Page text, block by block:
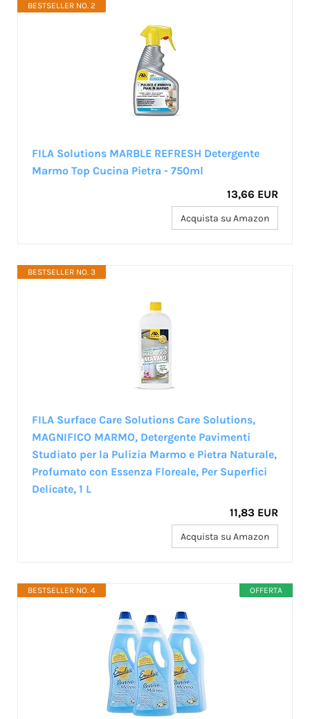
BESTSELLER NO. 2
FILA Solutions MARBLE REFRESH Detergente
Marmo Top Cucina Pietra - 750ml
13,66 EUR
Acquista su Amazon
BESTSELLER NO. 3
‎FILA Surface Care Solutions Care Solutions,
MAGNIFICO MARMO, Detergente Pavimenti
Studiato per la Pulizia Marmo e Pietra Naturale,
Profumato con Essenza Floreale, Per Superfici
Delicate, 1 L
11,83 EUR
Acquista su Amazon
OFFERTA
BESTSELLER NO. 4